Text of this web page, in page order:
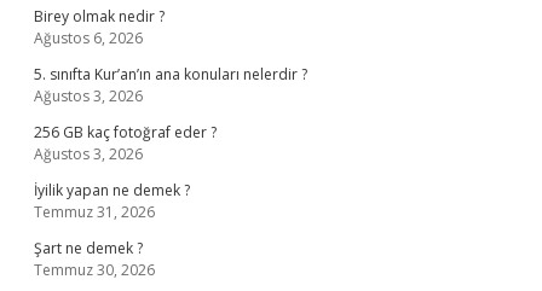
Birey olmak nedir ?
Ağustos 6, 2026
5. sınıfta Kur’an’ın ana konuları nelerdir ?
Ağustos 3, 2026
256 GB kaç fotoğraf eder ?
Ağustos 3, 2026
İyilik yapan ne demek ?
Temmuz 31, 2026
Şart ne demek ?
Temmuz 30, 2026